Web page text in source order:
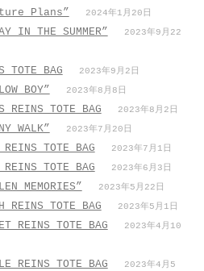
Plans” 2024年1月20日
IN THE SUMMER”
2023年9月22
TOTE BAG 2023年9月2日
BOY” 2023年8月8日
REINS TOTE BAG 2023年8月2日
WALK” 2023年7月20日
TOTE BAG 2023年7月1日
TOTE BAG 2023年6月3日
MEMORIES” 2023年5月22日
TOTE BAG 2023年5月1日
REINS TOTE BAG
2023年4月10
REINS TOTE BAG
2023年4月5